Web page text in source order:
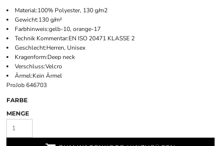
Material:100% Polyester, 130 g/m2
Gewicht:130 g/m²
Farbhinweis:gelb-10, orange-17
Technik Kommentar:EN ISO 20471 KLASSE 2
Geschlecht:Herren, Unisex
Kragenform:Deep neck
Verschluss:Velcro
Ärmel:Kein Ärmel
ProJob 646703
FARBE
MENGE